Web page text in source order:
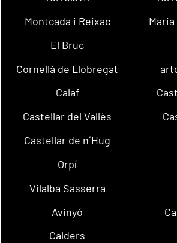
Montcada i Reixac
El Bruc
Cornellà de Llobregat
Calaf
Castellar del Vallès
Castellar de n´Hug
Orpí
Vilalba Sasserra
Avinyó
Calders